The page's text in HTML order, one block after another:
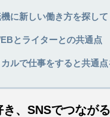
に新しい働き方を探して
とライターとの共通点
ルで仕事をすると共通
、SNSでつながる